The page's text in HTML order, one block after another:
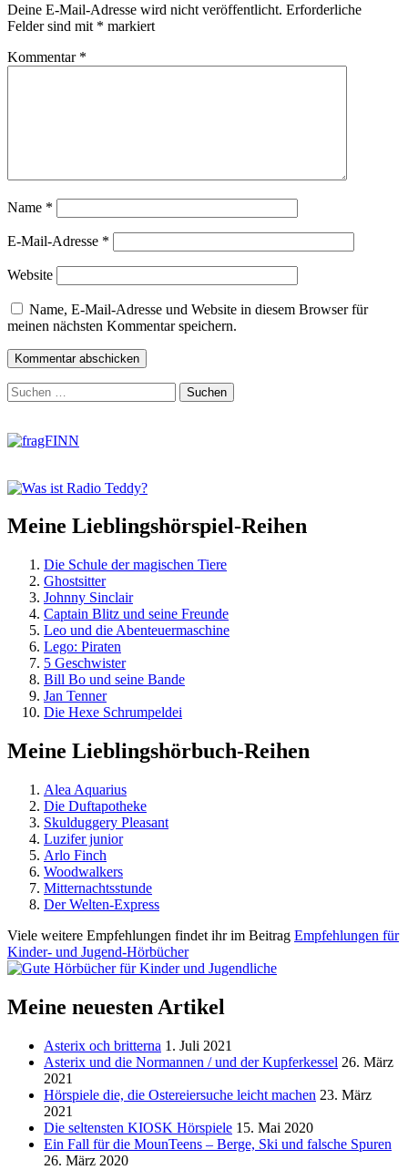
Deine E-Mail-Adresse wird nicht veröffentlicht. Erforderliche
Felder sind mit * markiert
Kommentar *
Name *
E-Mail-Adresse *
Website
Name, E-Mail-Adresse und Website in diesem Browser für
meinen nächsten Kommentar speichern.
Zum
Footer
Suchen
nach:
Meine Lieblingshörspiel-Reihen
Die Schule der magischen Tiere
Ghostsitter
Johnny Sinclair
Captain Blitz und seine Freunde
Leo und die Abenteuermaschine
Lego: Piraten
5 Geschwister
Bill Bo und seine Bande
Jan Tenner
Die Hexe Schrumpeldei
Meine Lieblingshörbuch-Reihen
Alea Aquarius
Die Duftapotheke
Skulduggery Pleasant
Luzifer junior
Arlo Finch
Woodwalkers
Mitternachtsstunde
Der Welten-Express
Viele weitere Empfehlungen findet ihr im Beitrag Empfehlungen für
Kinder- und Jugend-Hörbücher
Meine neuesten Artikel
Asterix och britterna 1. Juli 2021
Asterix und die Normannen / und der Kupferkessel 26. März
2021
Hörspiele die, die Ostereiersuche leicht machen 23. März
2021
Die seltensten KIOSK Hörspiele 15. Mai 2020
Ein Fall für die MounTeens – Berge, Ski und falsche Spuren
26. März 2020